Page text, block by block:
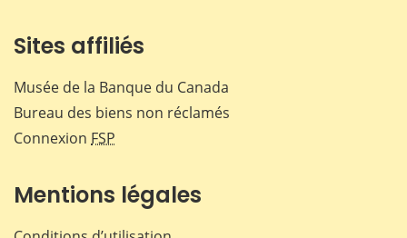
Sites affiliés
Musée de la Banque du Canada
Bureau des biens non réclamés
Connexion FSP
Mentions légales